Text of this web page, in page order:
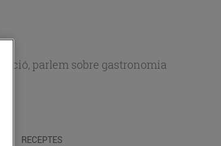
parlem sobre gastronomia
RECEPTES